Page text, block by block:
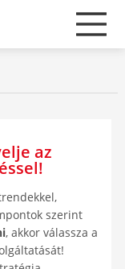
az
szerint
, akkor válassza a